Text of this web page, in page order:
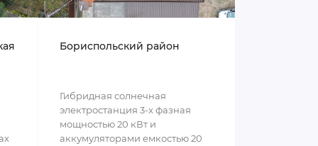
Бориспольский район
Гибридная солнечная
электростанция 3-х фазная
мощностью 20 кВт и
аккумуляторами емкостью 20